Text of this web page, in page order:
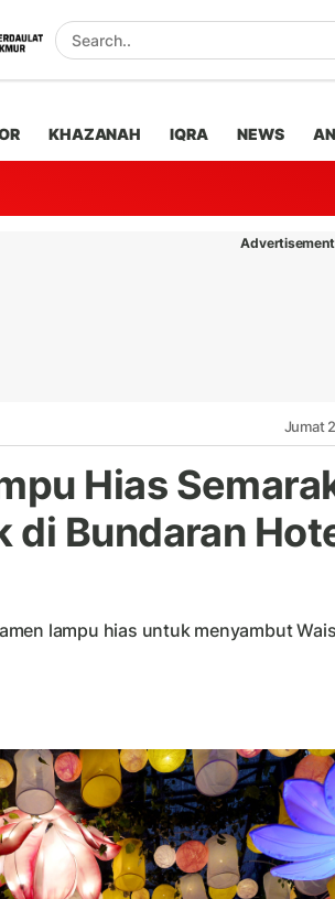
KHAZANAH IQRA NEWS
Advertisement
Jumat
Hias
di Bundaran
lampu hias untuk menyambut